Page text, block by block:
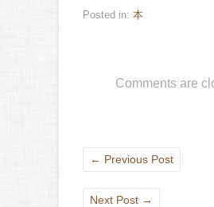
Posted in: 本
Comments are
← Previous Post
Next Post →